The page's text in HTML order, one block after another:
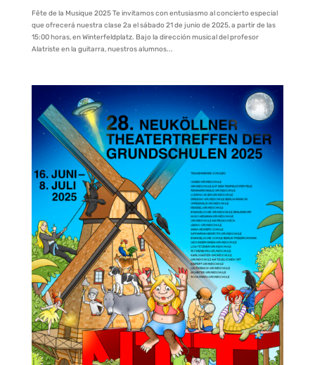
Fête de la Musique 2025 Te invitamos con entusiasmo al concierto especial
que ofrecerá nuestra clase 2a el sábado 21 de junio de 2025, a partir de las
15:00 horas, en Winterfeldplatz. Bajo la dirección musical del profesor
Alatriste en la guitarra, nuestros alumnos...